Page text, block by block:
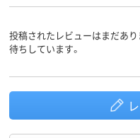
投稿されたレビューはまだあ
待ちしています。